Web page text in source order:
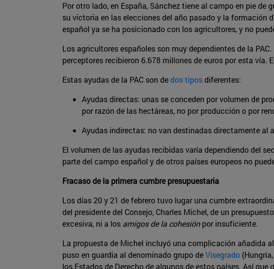
Por otro lado, en España, Sánchez tiene al campo en pie
su victoria en las elecciones del año pasado y la formación
español ya se ha posicionado con los agricultores, y no
Los agricultores españoles son muy dependientes de la PAC.
perceptores recibieron 6.678 millones de euros por esta vía.
Estas ayudas de la PAC son dedos tiposdiferentes:
Ayudas directas: unas se conceden por volumen de
por razón de las hectáreas, no por producción o por
Ayudas indirectas: no van destinadas directamente al
El volumen de las ayudas recibidas varía dependiendo del
parte del campo español y de otros países europeos no
Fracaso de la primera cumbre presupuestaria
Los días 20 y 21 de febrero tuvo lugar una cumbre
del presidente del Consejo, Charles Michel, de un
excesiva, ni a los amigos de la cohesiónpor insuficiente.
La propuesta de Michel incluyó una complicación añadida
puso en guardia al denominado grupo deVisegrado
los Estados de Derecho de algunos de estos países. Así que